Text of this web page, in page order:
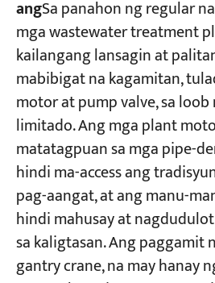
angSa panahon ng regular
mga wastewater treatment
kailangang lansagin at
mabibigat na kagamitan,
motor at pump valve, sa
limitado. Ang mga plant
matatagpuan sa mga pipe-
hindi ma-access ang
pag-aangat, at ang manu-
hindi mahusay at
sa kaligtasan. Ang paggamit
gantry crane, na may hanay